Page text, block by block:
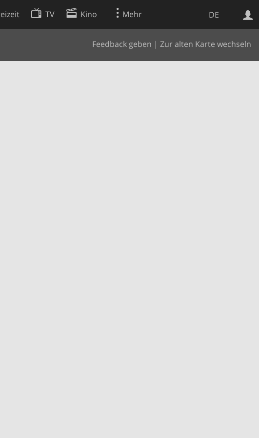
DE
TV Kino Mehr
Feedback geben | Zur alten Karte wechseln
Websuche